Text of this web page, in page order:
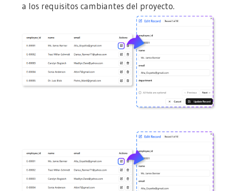
a los requisitos cambiantes del proyecto.